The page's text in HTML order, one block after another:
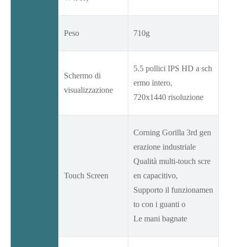
Peso 710g
Schermo di
visualizzazione
5.5 pollici IPS HD a sch
ermo intero,
720x1440 risoluzione
Touch Screen
Corning Gorilla 3rd gen
erazione industriale
Qualità multi-touch scre
en capacitivo,
Supporto il funzionamen
to con i guanti o
Le mani bagnate